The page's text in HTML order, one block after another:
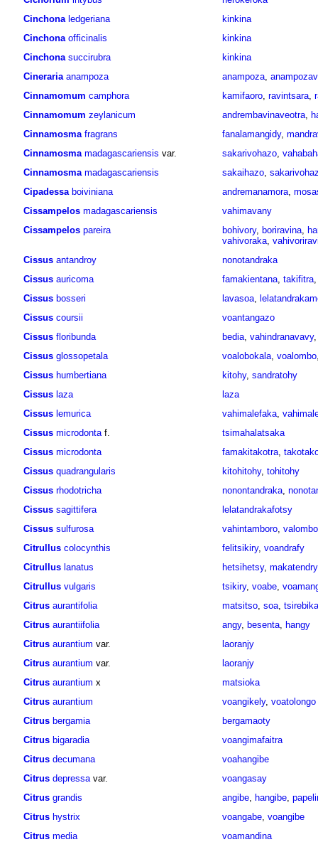
Cinchona ledgeriana
kinkina
Cinchona officinalis
kinkina
Cinchona succirubra
kinkina
Cineraria anampoza anampoza,
Cinnamomum camphora kamifaoro, ravintsara,
Cinnamomum zeylanicum andrembavinaveotra,
Cinnamosma fragrans fanalamangidy,
Cinnamosma madagascariensis var. sakarivohazo,
Cinnamosma madagascariensis sakaihazo,
Cipadessa boiviniana andremanamora,
Cissampelos madagascariensis
vahimavany
Cissampelos pareira bohivory, boriravina,
vahivoraka,
Cissus antandroy
nonotandraka
Cissus auricoma famakientana, takifitra
Cissus bosseri lavasoa,
Cissus coursii
voantangazo
Cissus floribunda bedia, vahindranavavy
Cissus glossopetala voalobokala, voalombo
Cissus humbertiana kitohy, sandratohy
Cissus laza
laza
Cissus lemurica vahimalefaka,
Cissus microdontaf.
tsimahalatsaka
Cissus microdonta famakitakotra,
Cissus quadrangularis kitohitohy, tohitohy
Cissus rhodotricha nonontandraka,
Cissus sagittifera
lelatandrakafotsy
Cissus sulfurosa vahintamboro,
Citrullus colocynthis felitsikiry, voandrafy
Citrullus lanatus hetsihetsy, makatendry
Citrullus vulgaris tsikiry, voabe,
Citrus aurantifolia matsitso, soa, tsirebika
Citrus aurantiifolia angy, besenta, hangy
Citrus aurantium var.
laoranjy
Citrus aurantium var.
laoranjy
Citrus aurantium x
matsioka
Citrus aurantium voangikely, voatolongo
Citrus bergamia
bergamaoty
Citrus bigaradia
voangimafaitra
Citrus decumana
voahangibe
Citrus depressavar.
voangasay
Citrus grandis angibe, hangibe,
Citrus hystrix voangabe, voangibe
Citrus media
voamandina